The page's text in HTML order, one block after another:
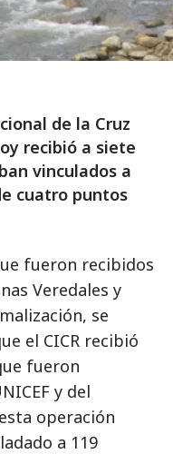
de la Cruz
recibió a siete
vinculados a
cuatro puntos
fueron recibidos
Veredales y
se
el CICR recibió
fueron
y del
operación
a 119